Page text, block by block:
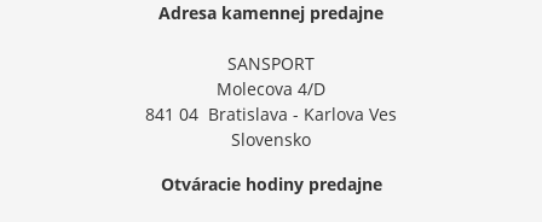
Adresa kamennej predajne
SANSPORT
Molecova 4/D
841 04 Bratislava - Karlova Ves
Slovensko
Otváracie hodiny predajne